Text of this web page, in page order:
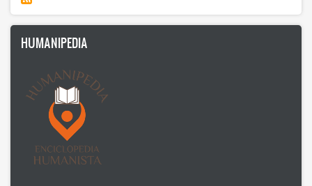
Humanism
Nonviolence
Politics
Psicology
Health
HUMANIPEDIA